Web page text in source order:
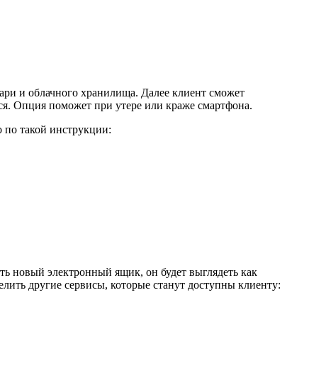
и облачного хранилища. Далее клиент сможет
Опция поможет при утере или краже смартфона.
по такой инструкции:
новый электронный ящик, он будет выглядеть как
другие сервисы, которые станут доступны клиенту: